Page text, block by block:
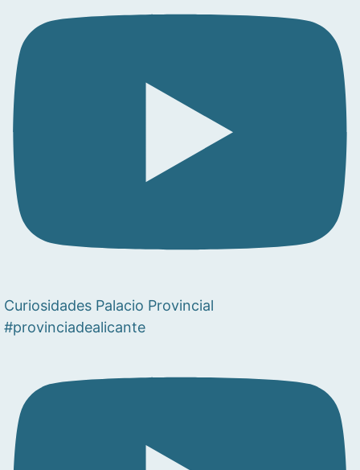
Curiosidades Palacio Provincial
#provinciadealicante